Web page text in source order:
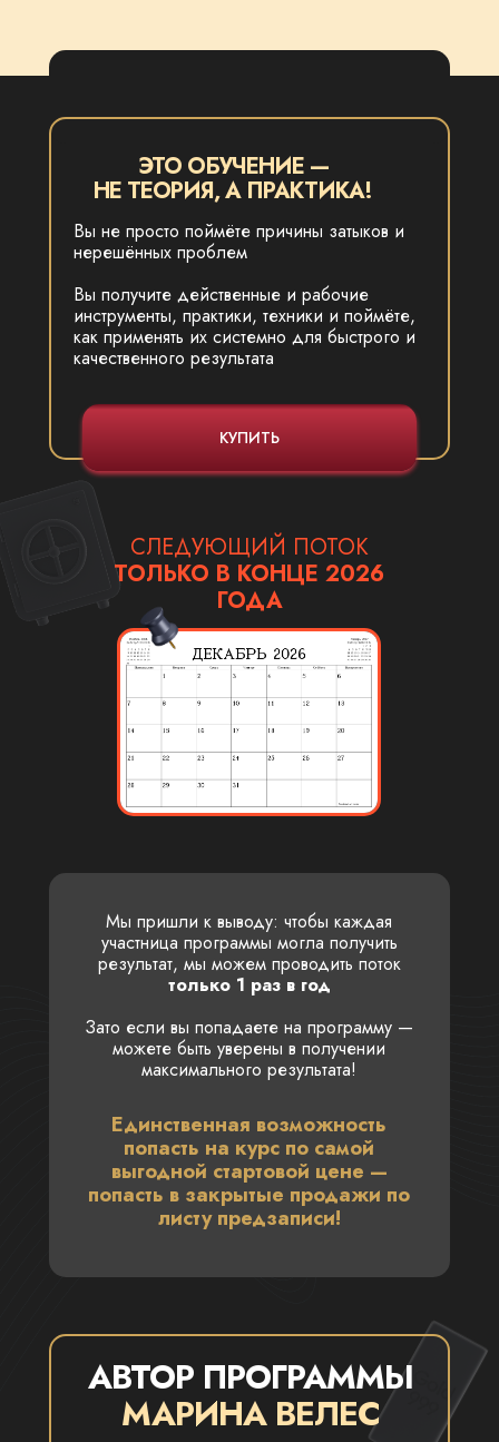
КУПИТЬ
Мы пришли к выводу: чтобы каждая
участница программы могла получить
результат, мы можем проводить поток
только 1 раз в год
Зато если вы попадаете на программу —
можете быть уверены в получении
максимального результата!
Единственная возможность
попасть на курс по самой
выгодной стартовой цене —
попасть в закрытые продажи по
листу предзаписи!
Вы не просто поймёте причины затыков и
нерешённых проблем
Вы получите действенные и рабочие
инструменты, практики, техники и поймёте,
как применять их системно для быстрого и
качественного результата
ЭТО ОБУЧЕНИЕ —
НЕ ТЕОРИЯ, А ПРАКТИКА!
СЛЕДУЮЩИЙ ПОТОК
ТОЛЬКО В КОНЦЕ 2026
ГОДА
АВТОР ПРОГРАММЫ
МАРИНА ВЕЛЕС